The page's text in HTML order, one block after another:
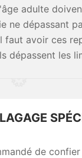
adulte
ne dépassant
faut avoir ces
dépassent les
de